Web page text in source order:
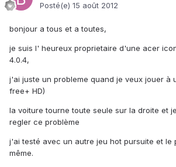
Posté(e) 15 août 2012
bonjour a tous et a toutes,
je suis l' heureux proprietaire d'une acer
4.0.4,
j'ai juste un probleme quand je veux jouer à
free+ HD)
la voiture tourne toute seule sur la droite et
regler ce problème
j'ai testé avec un autre jeu hot pursuite et le
même.